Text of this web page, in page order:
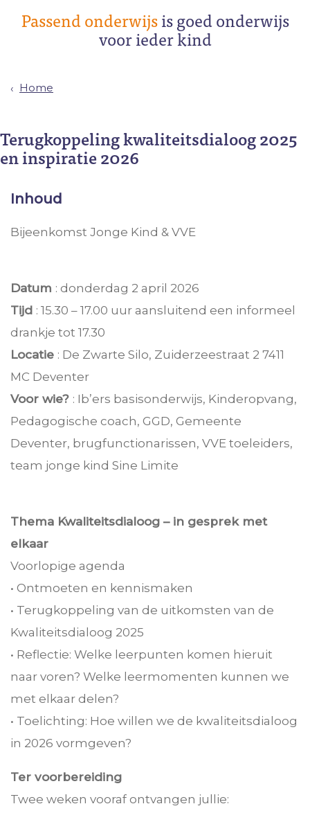
Passend onderwijsis goed onderwijs
voor ieder kind
Home
Terugkoppeling kwaliteitsdialoog 2025
en inspiratie 2026
Inhoud
Bijeenkomst Jonge Kind & VVE
Datum : donderdag 2 april 2026
Tijd : 15.30 – 17.00 uur aansluitend een informeel
drankje tot 17.30
Locatie : De Zwarte Silo, Zuiderzeestraat 2 7411
MC Deventer
Voor wie? : Ib’ers basisonderwijs, Kinderopvang,
Pedagogische coach, GGD, Gemeente
Deventer, brugfunctionarissen, VVE toeleiders,
team jonge kind Sine Limite
Thema Kwaliteitsdialoog – in gesprek met
elkaar
Voorlopige agenda
• Ontmoeten en kennismaken
• Terugkoppeling van de uitkomsten van de
Kwaliteitsdialoog 2025
• Reflectie: Welke leerpunten komen hieruit
naar voren? Welke leermomenten kunnen we
met elkaar delen?
• Toelichting: Hoe willen we de kwaliteitsdialoog
in 2026 vormgeven?
Ter voorbereiding
Twee weken vooraf ontvangen jullie: